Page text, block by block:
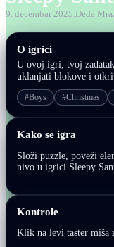
9. decembar 2025.Deda
O igrici
U ovoj igri, tvoj
uklanjati blokove i
#Boys #Christmas
Kako se igra
Složi puzzle, poveži
nivo u igrici Sleepy
Kontrole
Klik na levi taster miša